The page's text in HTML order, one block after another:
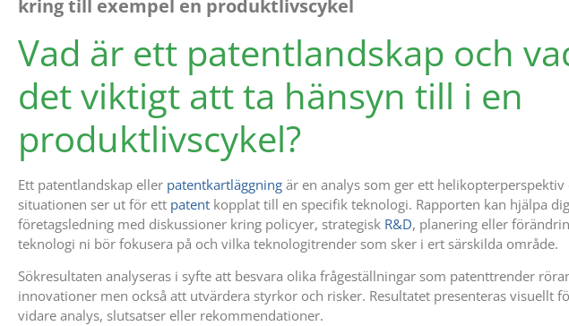
kring till exempel en produktlivscykel
Vad är ett patentlandskap och
det viktigt att ta hänsyn till i en
produktlivscykel?
Ett patentlandskap eller patentkartläggning är en analys som ger ett
situationen ser ut för ett patent kopplat till en specifik teknologi. Rapporten kan hjälpa
företagsledning med diskussioner kring policyer, strategisk R&D, planering eller
teknologi ni bör fokusera på och vilka teknologitrender som sker i ert särskilda område.
Sökresultaten analyseras i syfte att besvara olika frågeställningar som patenttrender
innovationer men också att utvärdera styrkor och risker. Resultatet presenteras visuellt
vidare analys, slutsatser eller rekommendationer.